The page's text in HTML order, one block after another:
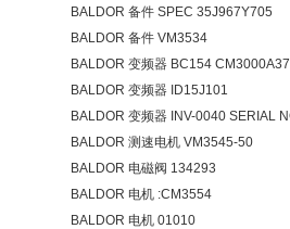
BALDOR 备件 SPEC 35J967Y705
BALDOR 备件 VM3534
BALDOR 变频器 BC154
BALDOR 变频器 ID15J101
BALDOR 变频器 INV-0040 SERIAL
BALDOR 测速电机 VM3545-50
BALDOR 电磁阀 134293
BALDOR 电机 :CM3554
BALDOR 电机 01010